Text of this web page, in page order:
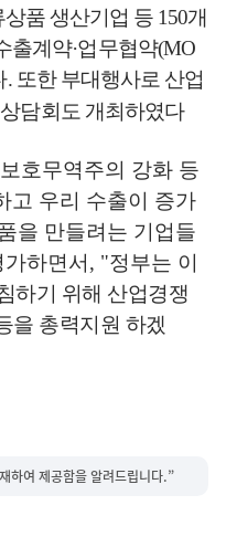
품 생산기업 등 150개
출계약·업무협약(MO
. 또한 부대행사로 산업
담회도 개최하였다
보호무역주의 강화 등
고 우리 수출이 증가
을 만들려는 기업들
가하면서 , "정부는 이
하기 위해 산업경쟁
을 총력지원 하겠
하여 제공함을 알려드립니다.”